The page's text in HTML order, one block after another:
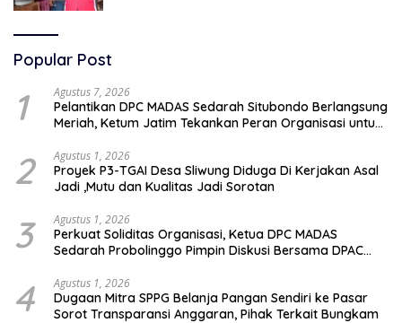
Popular Post
1 Agustus 7, 2026
Pelantikan DPC MADAS Sedarah Situbondo Berlangsung
Meriah, Ketum Jatim Tekankan Peran Organisasi untuk
2 Agustus 1, 2026
Proyek P3-TGAI Desa Sliwung Diduga Di Kerjakan Asal
Jadi ,Mutu dan Kualitas Jadi Sorotan
3 Agustus 1, 2026
Perkuat Soliditas Organisasi, Ketua DPC MADAS
Sedarah Probolinggo Pimpin Diskusi Bersama DPAC
4 Agustus 1, 2026
Dugaan Mitra SPPG Belanja Pangan Sendiri ke Pasar
Sorot Transparansi Anggaran, Pihak Terkait Bungkam